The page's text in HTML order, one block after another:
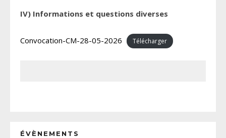
IV) Informations et questions diverses
Convocation-CM-28-05-2026 Télécharger
ÉVÈNEMENTS